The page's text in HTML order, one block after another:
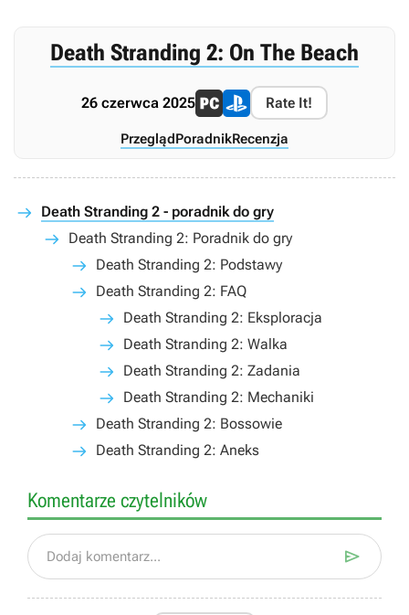
Death Stranding 2: On The Beach
26 czerwca 2025 Rate It!
PrzeglądPoradnikRecenzja
Death Stranding 2 - poradnik do gry
Death Stranding 2: Poradnik do gry
Death Stranding 2: Podstawy
Death Stranding 2: FAQ
Death Stranding 2: Eksploracja
Death Stranding 2: Walka
Death Stranding 2: Zadania
Death Stranding 2: Mechaniki
Death Stranding 2: Bossowie
Death Stranding 2: Aneks
Komentarze czytelników
Dodaj komentarz... 